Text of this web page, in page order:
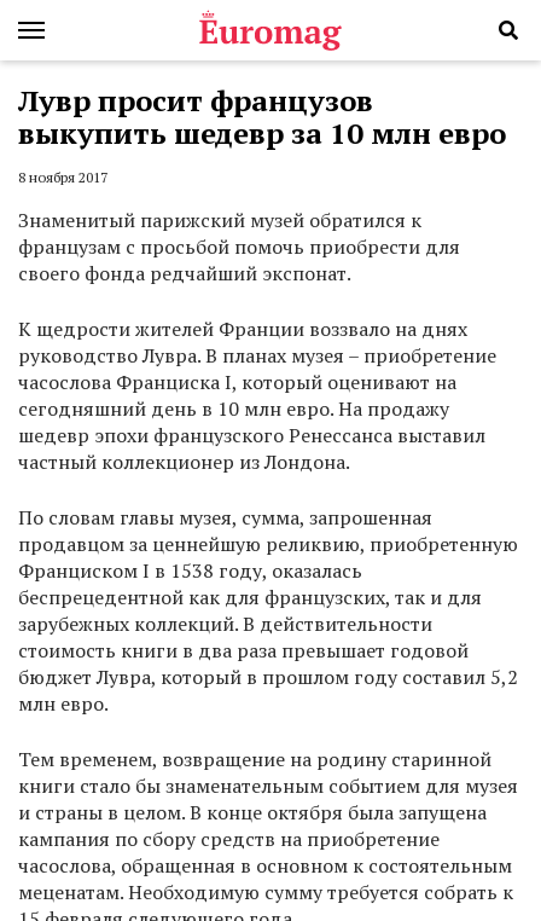
Лувр просит французов
выкупить шедевр за 10 млн евро
8 ноября 2017
Знаменитый парижский музей обратился к
французам с просьбой помочь приобрести для
своего фонда редчайший экспонат.
К щедрости жителей Франции воззвало на днях
руководство Лувра. В планах музея – приобретение
часослова Франциска I, который оценивают на
сегодняшний день в 10 млн евро. На продажу
шедевр эпохи французского Ренессанса выставил
частный коллекционер из Лондона.
По словам главы музея, сумма, запрошенная
продавцом за ценнейшую реликвию, приобретенную
Франциском I в 1538 году, оказалась
беспрецедентной как для французских, так и для
зарубежных коллекций. В действительности
стоимость книги в два раза превышает годовой
бюджет Лувра, который в прошлом году составил 5,2
млн евро.
Тем временем, возвращение на родину старинной
книги стало бы знаменательным событием для музея
и страны в целом. В конце октября была запущена
кампания по сбору средств на приобретение
часослова, обращенная в основном к состоятельным
меценатам. Необходимую сумму требуется собрать к